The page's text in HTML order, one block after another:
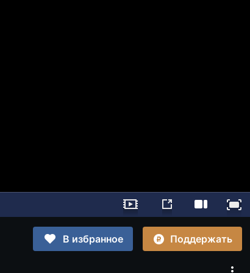
В избранное
Поддержать